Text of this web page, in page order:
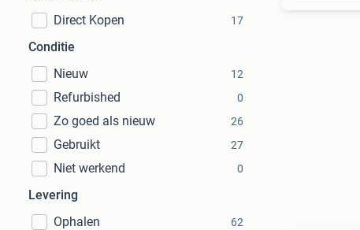
Direct Kopen
17
Conditie
Nieuw
12
Refurbished 0
Zo goed als nieuw 26
Gebruikt 27
Niet werkend 0
Levering
Ophalen
62